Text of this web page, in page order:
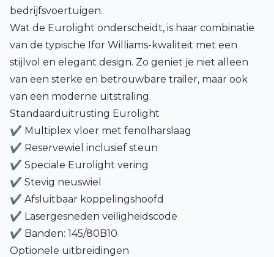
bedrijfsvoertuigen.
Wat de Eurolight onderscheidt, is haar combinatie
van de typische Ifor Williams-kwaliteit met een
stijlvol en elegant design. Zo geniet je niet alleen
van een sterke en betrouwbare trailer, maar ook
van een moderne uitstraling.
Standaarduitrusting Eurolight
✔ Multiplex vloer met fenolharslaag
✔ Reservewiel inclusief steun
✔ Speciale Eurolight vering
✔ Stevig neuswiel
✔ Afsluitbaar koppelingshoofd
✔ Lasergesneden veiligheidscode
✔ Banden: 145/80B10
Optionele uitbreidingen